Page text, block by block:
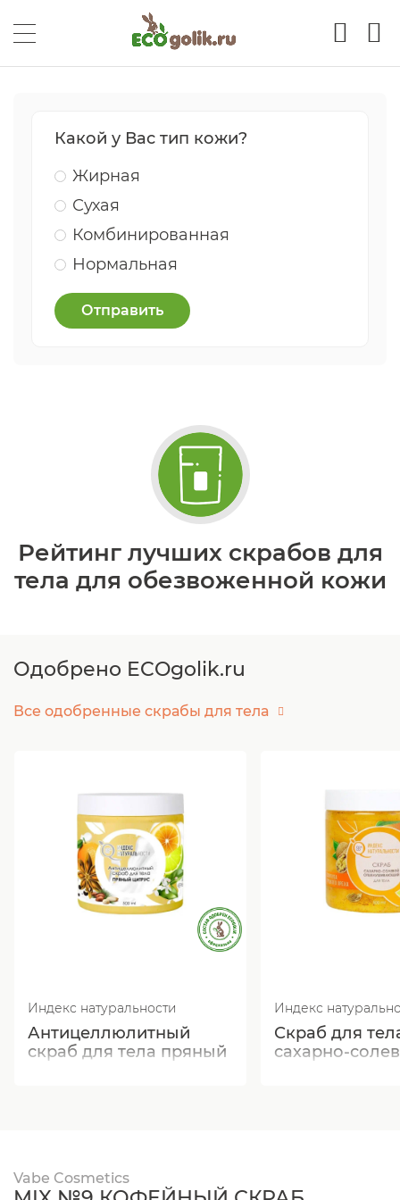
Какой у Вас тип кожи?
Жирная
Сухая
Комбинированная
Нормальная
Отправить
Рейтинг лучших скрабов для
тела для обезвоженной кожи
Одобрено ECOgolik.ru
Все одобренные скрабы для тела
Индекс натуральности
Антицеллюлитный
скраб для тела пряный
Индекс
Скраб для
сахарно-
Vabe Cosmetics